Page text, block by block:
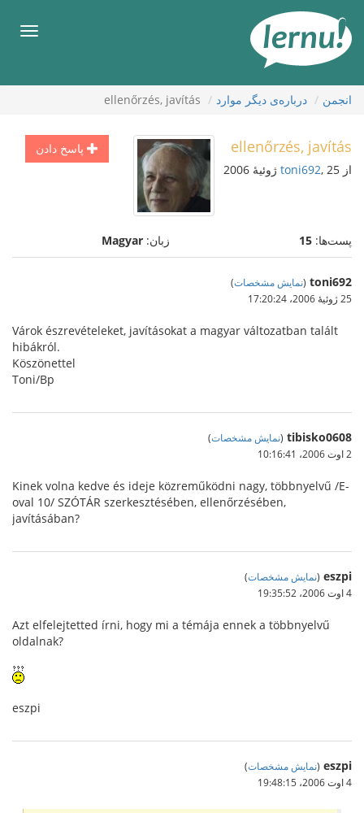
محتوا
انجمن درباره‌ی دیگر موارد ellenőrzés, javítás
پاسخ دادن ellenőrzés, javítás
از toni692, 25 ژوئیهٔ 2006
پست‌ها: 15 زبان: Magyar
toni692
(نمایش مشخصات)
25 ژوئیهٔ 2006،‏ 17:20:24
Várok észrevételeket, javításokat a magyar változatban talált
hibákról.
Köszönettel
Toni/Bp
tibisko0608
(نمایش مشخصات)
2 اوت 2006،‏ 10:16:41
Kinek volna kedve és ideje közreműködni nagy, többnyelvű /E-
oval 10/ SZÓTÁR szerkesztésében, ellenőrzésében,
javításában?
eszpi
(نمایش مشخصات)
4 اوت 2006،‏ 19:35:52
Azt elfelejtetted írni, hogy mi a témája ennek a többnyelvű
oldalnak?
eszpi
eszpi
(نمایش مشخصات)
4 اوت 2006،‏ 19:48:15